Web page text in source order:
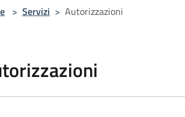
> Servizi > Autorizzazioni